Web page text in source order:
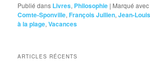
Publié dans Livres, Philosophie | Marqué avec
Comte-Sponville,François Jullien,Jean-
à la plage,Vacances
ARTICLES RÉCENTS